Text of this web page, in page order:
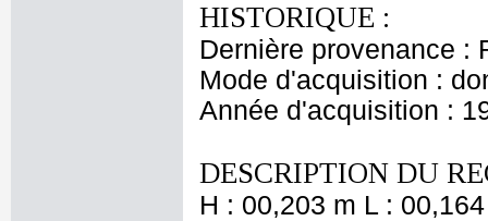
HISTORIQUE :
Dernière provenance :
Mode d'acquisition :
Année d'acquisition :
DESCRIPTION DU
H : 00,203 m L :